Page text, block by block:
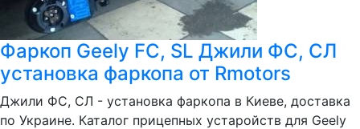
Фаркоп Geely FC, SL Джили ФС, СЛ
установка фаркопа от Rmotors
Джили ФС, СЛ - установка фаркопа в Киеве, доставка
по Украине. Каталог прицепных устаройств для Geely